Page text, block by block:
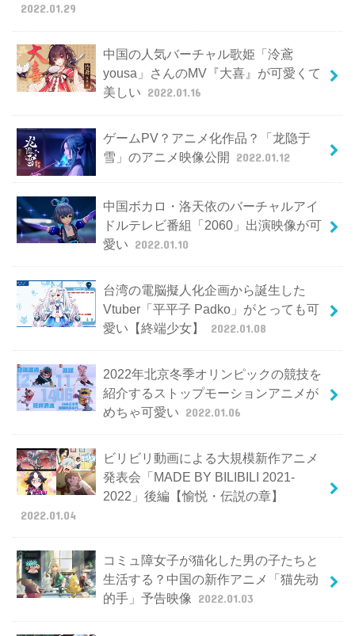
2022.01.29
中国の人気バーチャル歌姫「泠鳶
yousa」さんのMV『大喜』が可愛くて
美しい 2022.01.16
ゲームPV？アニメ化作品？「龙隐于
雪」のアニメ映像公開
2022.01.12
中国ボカロ・洛天依のバーチャルアイ
ドルテレビ番組「2060」出演映像が可
愛い 2022.01.10
台湾の電脳擬人化企画から誕生した
Vtuber「平平子 Padko」がとっても可
愛い【終端少女】
2022.01.08
2022年北京冬季オリンピックの競技を
紹介するストップモーションアニメが
めちゃ可愛い 2022.01.06
ビリビリ動画による大規模新作アニメ
発表会「MADE BY BILIBILI 2021-
2022」後編【愉悦・伝説の章】
2022.01.04
コミュ障女子が猫化した男の子たちと
生活する？中国の新作アニメ「猫先动
的手」予告映像
2022.01.03